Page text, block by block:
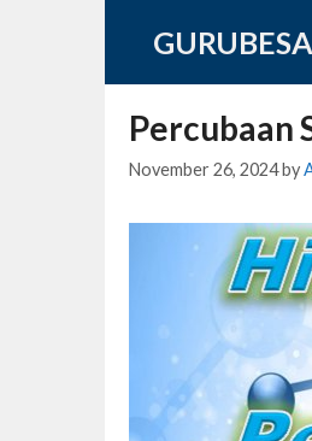
Percubaan
November 26, 2024by